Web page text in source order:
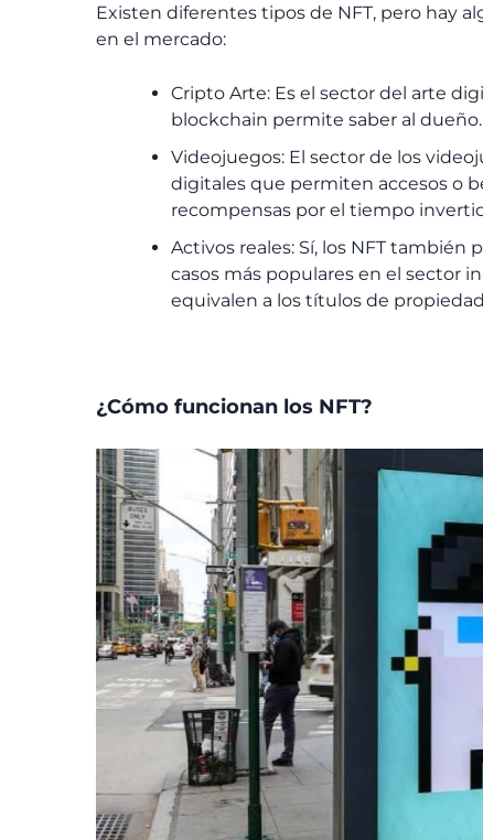
Existen diferentes tipos de NFT, pero hay
en el mercado:
Cripto Arte: Es el sector del arte
blockchain permite saber al dueño.
Videojuegos: El sector de los
digitales que permiten accesos o
recompensas por el tiempo
Activos reales: Sí, los NFT también
casos más populares en el sector
equivalen a los títulos de
¿Cómo funcionan los NFT?